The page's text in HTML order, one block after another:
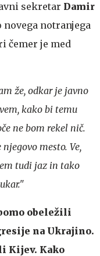
sekretar Damir
notranjega
čemer je med
že, odkar je javno
kako bi temu
ne bom rekel nič.
mesto. Ve,
tudi jaz in tako
obeležili
na Ukrajino.
Kijev. Kako